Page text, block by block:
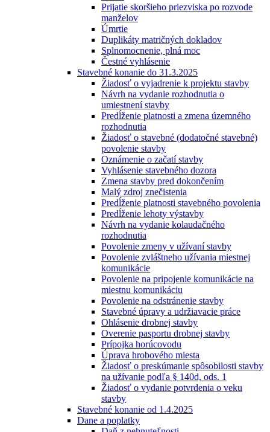
Prijatie skoršieho priezviska po rozvode
manželov
Úmrtie
Duplikáty matričných dokladov
Splnomocnenie, plná moc
Čestné vyhlásenie
Stavebné konanie do 31.3.2025
Žiadosť o vyjadrenie k projektu stavby
Návrh na vydanie rozhodnutia o
umiestnení stavby
Predĺženie platnosti a zmena územného
rozhodnutia
Žiadosť o stavebné (dodatočné stavebné)
povolenie stavby
Oznámenie o začatí stavby
Vyhlásenie stavebného dozora
Zmena stavby pred dokončením
Malý zdroj znečistenia
Predĺženie platnosti stavebného povolenia
Predĺženie lehoty výstavby
Návrh na vydanie kolaudačného
rozhodnutia
Povolenie zmeny v užívaní stavby
Povolenie zvláštneho užívania miestnej
komunikácie
Povolenie na pripojenie komunikácie na
miestnu komunikáciu
Povolenie na odstránenie stavby
Stavebné úpravy a udržiavacie práce
Ohlásenie drobnej stavby
Overenie pasportu drobnej stavby
Prípojka horúcovodu
Úprava hrobového miesta
Žiadosť o preskúmanie spôsobilosti stavby
na užívanie podľa § 140d, ods. 1
Žiadosť o vydanie potvrdenia o veku
stavby
Stavebné konanie od 1.4.2025
Dane a poplatky